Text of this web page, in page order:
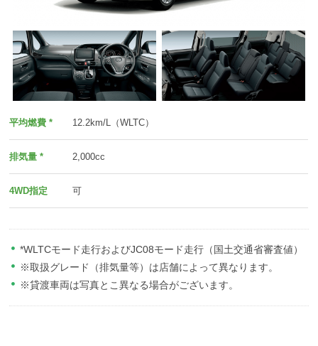
平均燃費 * 12.2km/L（WLTC）
排気量 * 2,000cc
4WD指定 可
*WLTCモード走行およびJC08モード走行（国土交通省審査値）
※取扱グレード（排気量等）は店舗によって異なります。
※貸渡車両は写真とこ異なる場合がございます。